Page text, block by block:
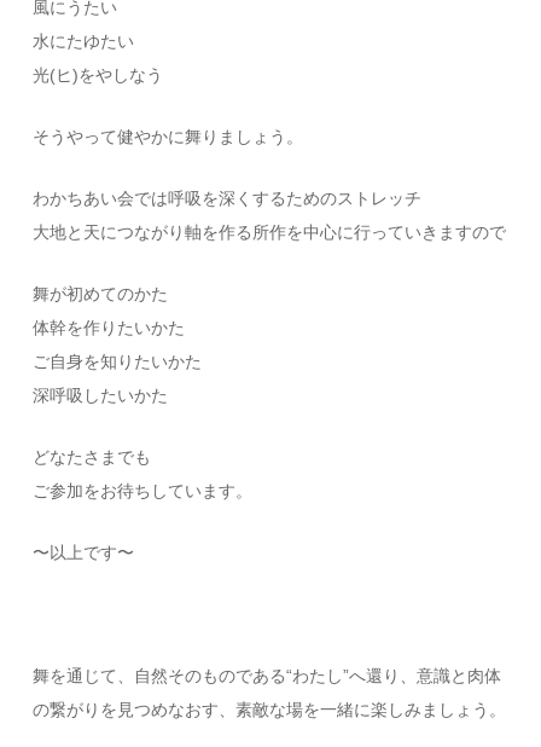
風にうたい
水にたゆたい
光(ヒ)をやしなう
そうやって健やかに舞りましょう。
わかちあい会では呼吸を深くするためのストレッチ
大地と天につながり軸を作る所作を中心に行っていきますので
舞が初めてのかた
体幹を作りたいかた
ご自身を知りたいかた
深呼吸したいかた
どなたさまでも
ご参加をお待ちしています。
〜以上です〜
舞を通じて、自然そのものである“わたし”へ還り、意識と肉体
の繋がりを見つめなおす、素敵な場を一緒に楽しみましょう。